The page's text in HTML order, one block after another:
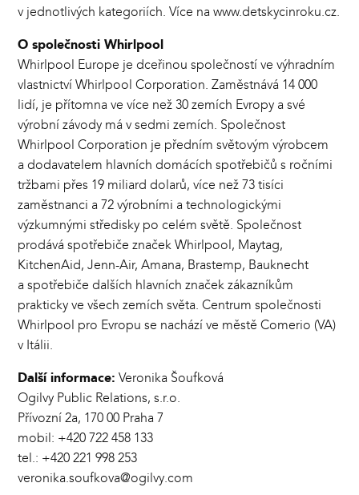
v jednotlivých kategoriích. Více nawww.detskycinroku.cz.
O společnosti Whirlpool
Whirlpool Europe je dceřinou společností ve výhradním
vlastnictví Whirlpool Corporation. Zaměstnává 14 000
lidí, je přítomna ve více než 30 zemích Evropy a své
výrobní závody má v sedmi zemích. Společnost
Whirlpool Corporation je předním světovým výrobcem
a dodavatelem hlavních domácích spotřebičů s ročními
tržbami přes 19 miliard dolarů, více než 73 tisíci
zaměstnanci a 72 výrobními a technologickými
výzkumnými středisky po celém světě. Společnost
prodává spotřebiče značek Whirlpool, Maytag,
KitchenAid, Jenn-Air, Amana, Brastemp, Bauknecht
a spotřebiče dalších hlavních značek zákazníkům
prakticky ve všech zemích světa. Centrum společnosti
Whirlpool pro Evropu se nachází ve městě Comerio (VA)
v Itálii.
Další informace: Veronika Šoufková
Ogilvy Public Relations, s.r.o.
Přívozní 2a, 170 00 Praha 7
mobil: +420 722 458 133
tel.: +420 221 998 253
veronika.soufkova@ogilvy.com